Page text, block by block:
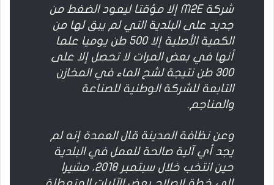
شركة M2E إلا مؤقتا ليعود الضغط من
جديد على البلدية التي لم يبق لها من
الكمية الأصلية إلا 500 طن يوميا علما
أنها في بعض المرات لا تحصل إلا على
300 طن نتيجة لشح الماء في المخازن
التابعة للشركة الوطنية للصناعة
والمناجم.
وعن نظافة المدينة قال العمدة إنه لم
يجد أي آلية صالحة للعمل في البلدية
حين انتخب خلال سبتمبر 2018، مشيرا